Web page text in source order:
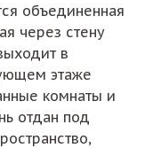
объединенная
через стену
в
этаже
комнаты и
отдан под